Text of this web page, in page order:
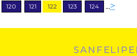
120 121 122 123 124 ...>